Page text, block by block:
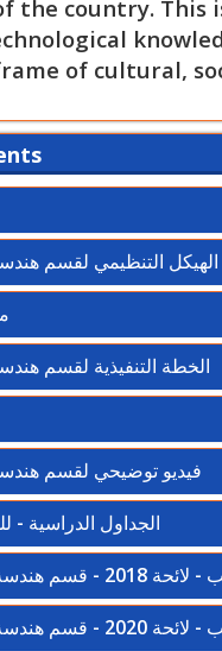
thisfield.
such as
to
in the last
committed to
need in the
The
but also
to face
them to
to professional
again, I
I wish you all
Dr. Hany
the country.
of cultural,
الهيكل التنظيمي لقسم هندسة
الخطة التنفيذية لقسم
فيديو توضيحي لقسم هندسة
الجداول الدراسية -
و تكنولوجيا الانتاج
و تكنولوجيا الانتاج